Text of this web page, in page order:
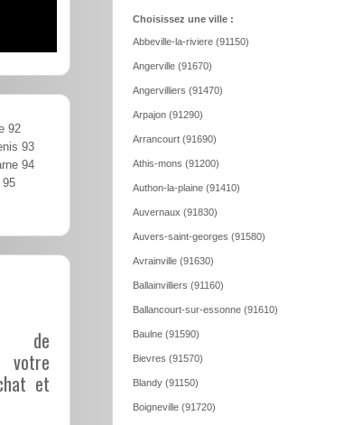
92
93
94
95
de
votre
et
Choisissez une ville :
Abbeville-la-riviere (91150)
Angerville (91670)
Angervilliers (91470)
Arpajon (91290)
Arrancourt (91690)
Athis-mons (91200)
Authon-la-plaine (91410)
Auvernaux (91830)
Auvers-saint-georges (91580)
Avrainville (91630)
Ballainvilliers (91160)
Ballancourt-sur-essonne (91610)
Baulne (91590)
Bievres (91570)
Blandy (91150)
Boigneville (91720)